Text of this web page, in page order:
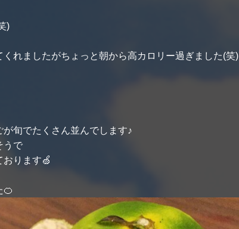
)
れましたがちょっと朝から高カロリー過ぎました(笑)
旬でたくさん並んでします♪
うで
ります🍏
🍊